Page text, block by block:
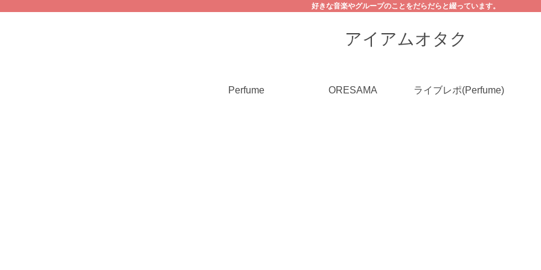
好きな音楽やグループのことをだらだらと綴っています。
アイアムオタク
Perfume ORESAMA ライブレポ(Perfume)